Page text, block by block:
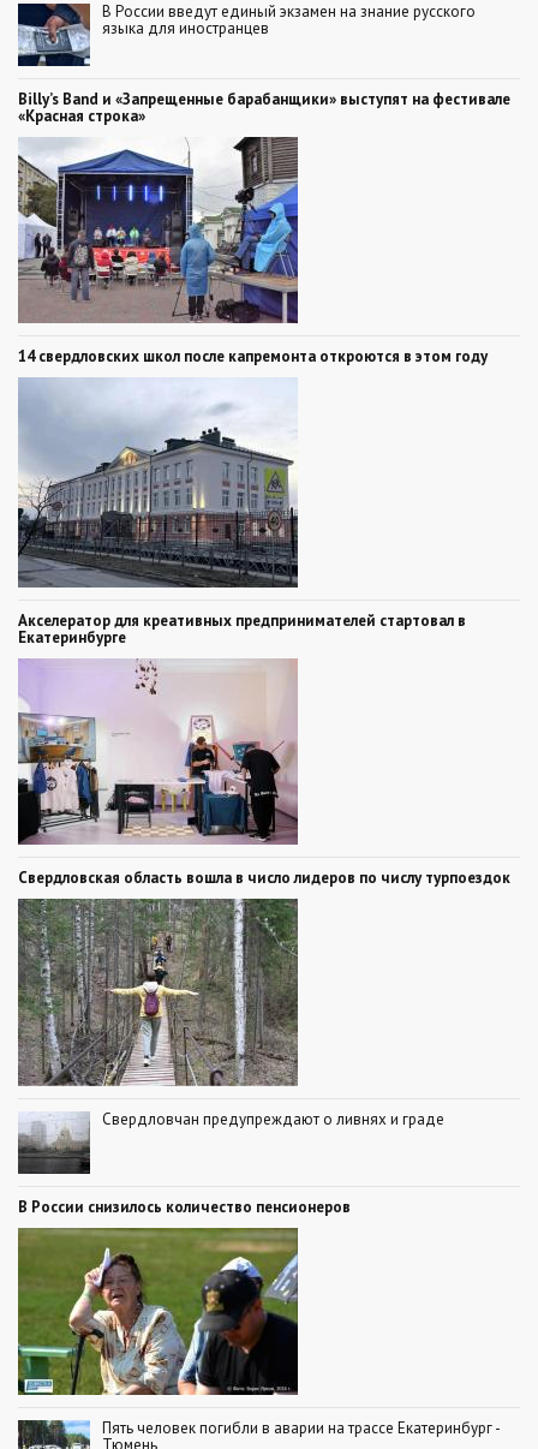
В России введут единый экзамен на знание русского
языка для иностранцев
Billy’s Band и «Запрещенные барабанщики» выступят на фестивале
«Красная строка»
14 свердловских школ после капремонта откроются в этом году
Акселератор для креативных предпринимателей стартовал в
Екатеринбурге
Свердловская область вошла в число лидеров по числу турпоездок
Свердловчан предупреждают о ливнях и граде
В России снизилось количество пенсионеров
Пять человек погибли в аварии на трассе Екатеринбург -
Тюмень